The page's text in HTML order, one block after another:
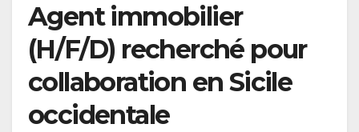
Agent immobilier
(H/F/D) recherché pour
collaboration en Sicile
occidentale